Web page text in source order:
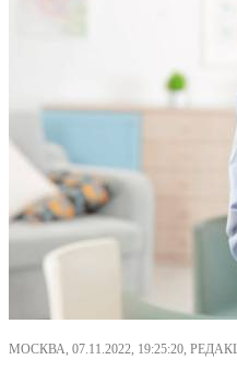
МОСКВА, 07.11.2022, 19:25:20,